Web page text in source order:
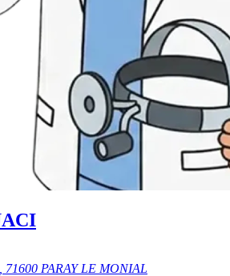
71600 PARAY LE MONIAL